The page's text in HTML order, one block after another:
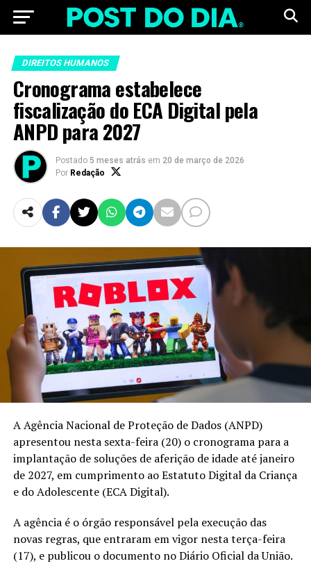
DIREITOS HUMANOS
Cronograma estabelece
fiscalização do ECA Digital pela
ANPD para 2027
Postado 5 meses atrás em 20 de março de 2026
Por Redação
A Agência Nacional de Proteção de Dados (ANPD)
apresentou nesta sexta-feira (20) o cronograma para a
implantação de soluções de aferição de idade até janeiro
de 2027, em cumprimento ao Estatuto Digital da Criança
e do Adolescente (ECA Digital).
A agência é o órgão responsável pela execução das
novas regras, que entraram em vigor nesta terça-feira
(17), e publicou o documento no Diário Oficial da União.